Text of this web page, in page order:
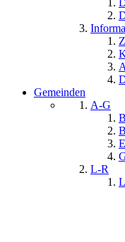
Gemeinden
A-G
L-R